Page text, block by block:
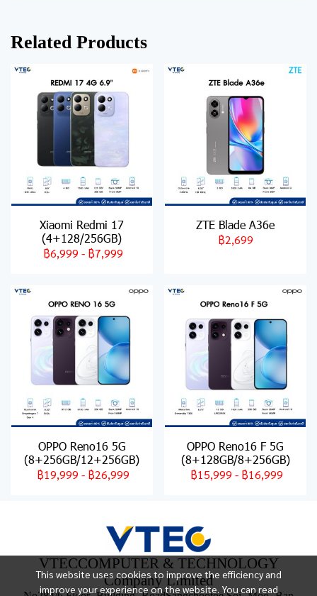
Related Products
Xiaomi Redmi 17
(4+128/256GB)
฿6,999 - ฿7,999
ZTE Blade A36e
฿2,699
OPPO Reno16 5G
(8+256GB/12+256GB)
฿19,999 - ฿26,999
OPPO Reno16 F 5G
(8+128GB/8+256GB)
฿15,999 - ฿16,999
This website uses cookies to improve the efficiency and
improve your experience on the website. You can read
VTECCOMPUTER & TECHNOLOGY
Company Limited